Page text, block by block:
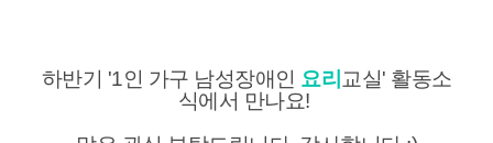
하반기 '1인 가구 남성장애인 요리 교실' 활동소
식에서 만나요!